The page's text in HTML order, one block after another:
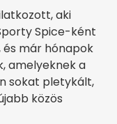
aki
Spice-ként
és már hónapok
amelyeknek a
sokat pletykált,
közös